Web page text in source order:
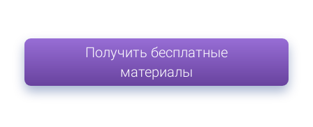
Получить бесплатные
материалы